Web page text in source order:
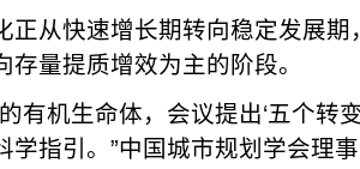
正从快速增长期转向稳定发展
存量提质增效为主的阶段。
有机生命体，会议提出‘五个转
学指引。”中国城市规划学会理